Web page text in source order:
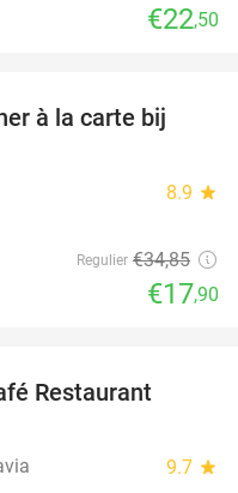
€22,50
49%
à la carte bij
8.9 star
Regulier €34,85
€17,90
Restaurant
9.7 star